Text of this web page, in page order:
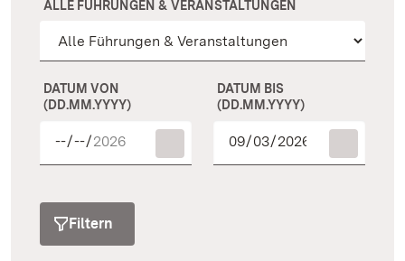
ALLE FÜHRUNGEN & VERANSTALTUNGEN
DATUM VON
(DD.MM.YYYY)
DATUM BIS
(DD.MM.YYYY)
Filtern